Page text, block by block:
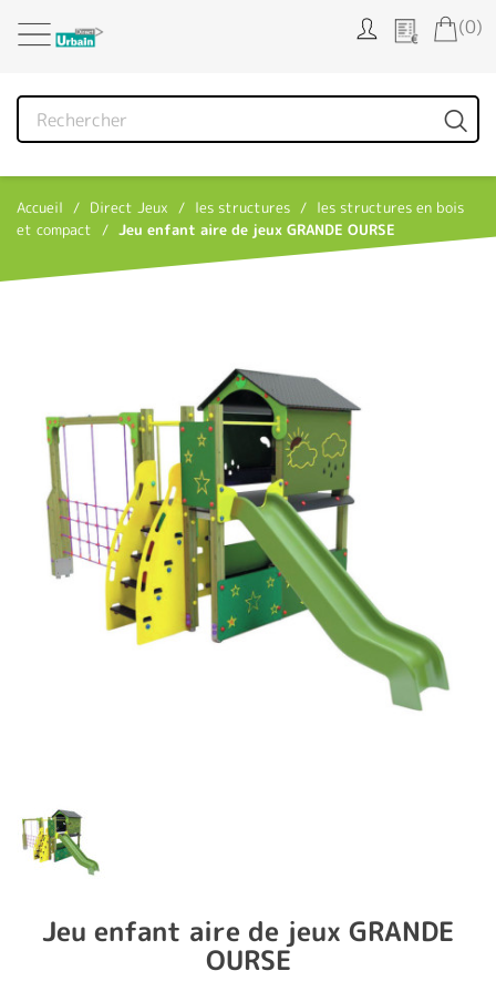
(0)
Accueil Direct Jeux les structures
les structures en bois
et compact
Jeu enfant aire de jeux GRANDE OURSE
Jeu enfant aire de jeux GRANDE
OURSE